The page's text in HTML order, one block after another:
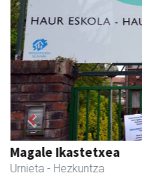
Egape Ikastola
Urnieta - Hezkuntza
Previous